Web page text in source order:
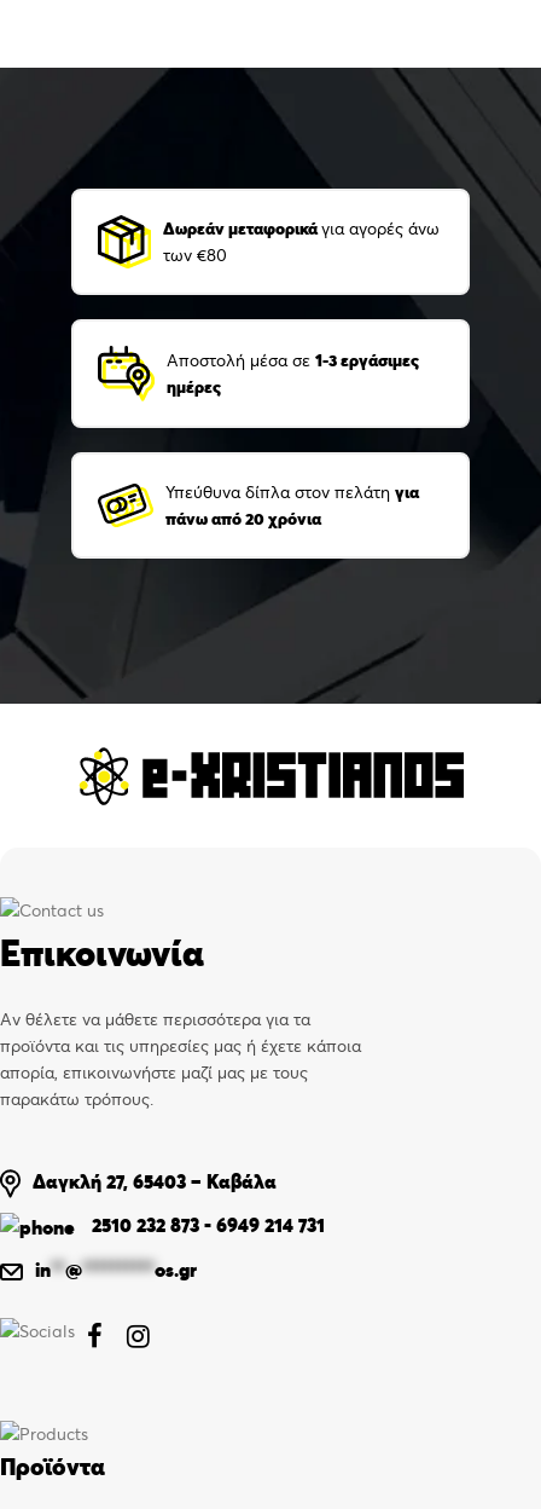
Δωρεάν μεταφορικάγια αγορές άνω
των €80
Αποστολή μέσα σε 1-3 εργάσιμες
ημέρες
Υπεύθυνα δίπλα στον πελάτη για
πάνω από 20 χρόνια
Επικοινωνία
Αν θέλετε να μάθετε περισσότερα για τα
προϊόντα και τις υπηρεσίες μας ή έχετε κάποια
απορία, επικοινωνήστε μαζί μας με τους
παρακάτω τρόπους.
Δαγκλή 27, 65403 – Καβάλα
2510 232 873 - 6949 214 731
in**@**********os.gr
 
Προϊόντα